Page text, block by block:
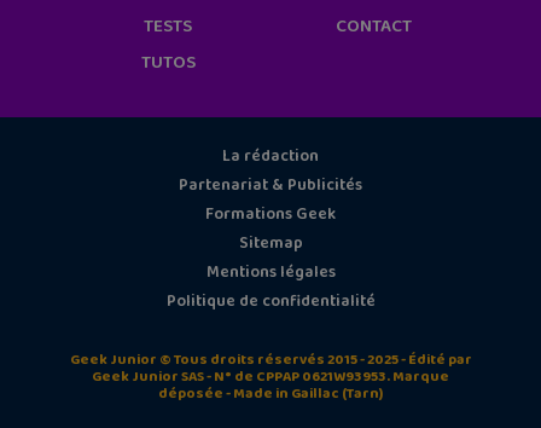
TESTS
TUTOS
CONTACT
La rédaction
Partenariat & Publicités
Formations Geek
Sitemap
Mentions légales
Politique de confidentialité
Geek Junior © Tous droits réservés 2015 - 2025 - Édité par
Geek Junior SAS - N° de CPPAP 0621W93953. Marque
déposée - Made in Gaillac (Tarn)